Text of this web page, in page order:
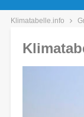
Klimatabelle.info